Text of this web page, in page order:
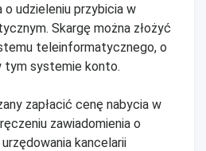
udzieleniu przybicia w
Skargę można złożyć
teleinformatycznego, o
tym systemie konto.
zapłacić cenę nabycia w
zawiadomienia o
kancelarii